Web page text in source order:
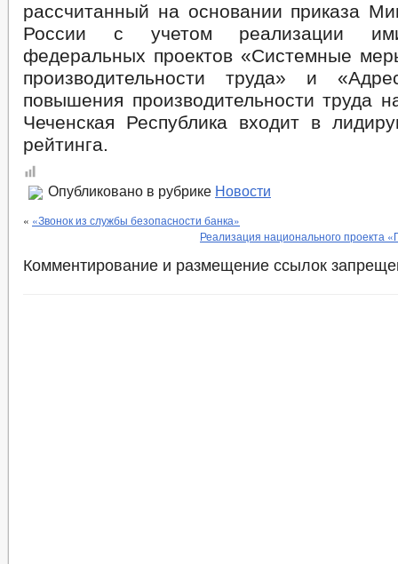
рассчитанный на основании приказа
России с учетом реализации
федеральных проектов «Системные
производительности труда» и
повышения производительности труда
Чеченская Республика входит в
рейтинга.
Опубликовано в рубрике Новости
« «Звонок из службы безопасности банка»
Реализация национального проекта
Комментирование и размещение ссылок